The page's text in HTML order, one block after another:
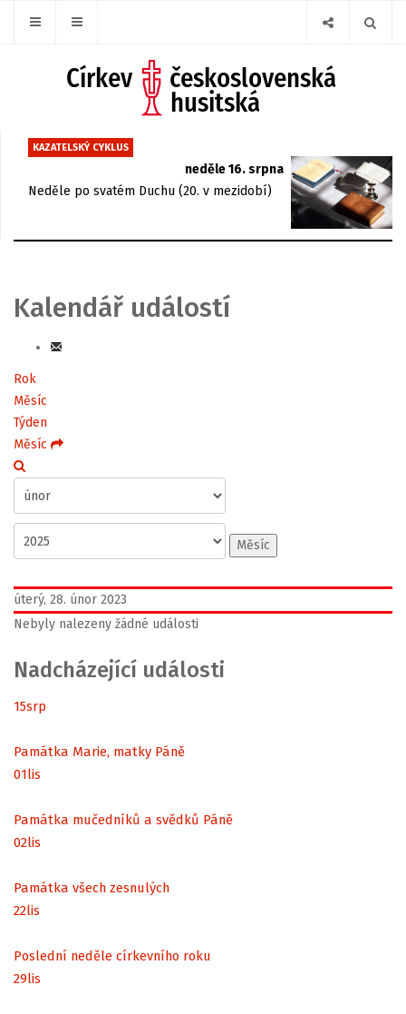
KAZATELSKÝ CYKLUS
neděle 16. srpna
Neděle po svatém Duchu (20. v mezidobí)
Kalendář událostí
Rok
Měsíc
Týden
Měsíc
Měsíc
úterý, 28. únor 2023
Nebyly nalezeny žádné události
Nadcházející události
15srp
Památka Marie, matky Páně
01lis
Památka mučedníků a svědků Páně
02lis
Památka všech zesnulých
22lis
Poslední neděle církevního roku
29lis